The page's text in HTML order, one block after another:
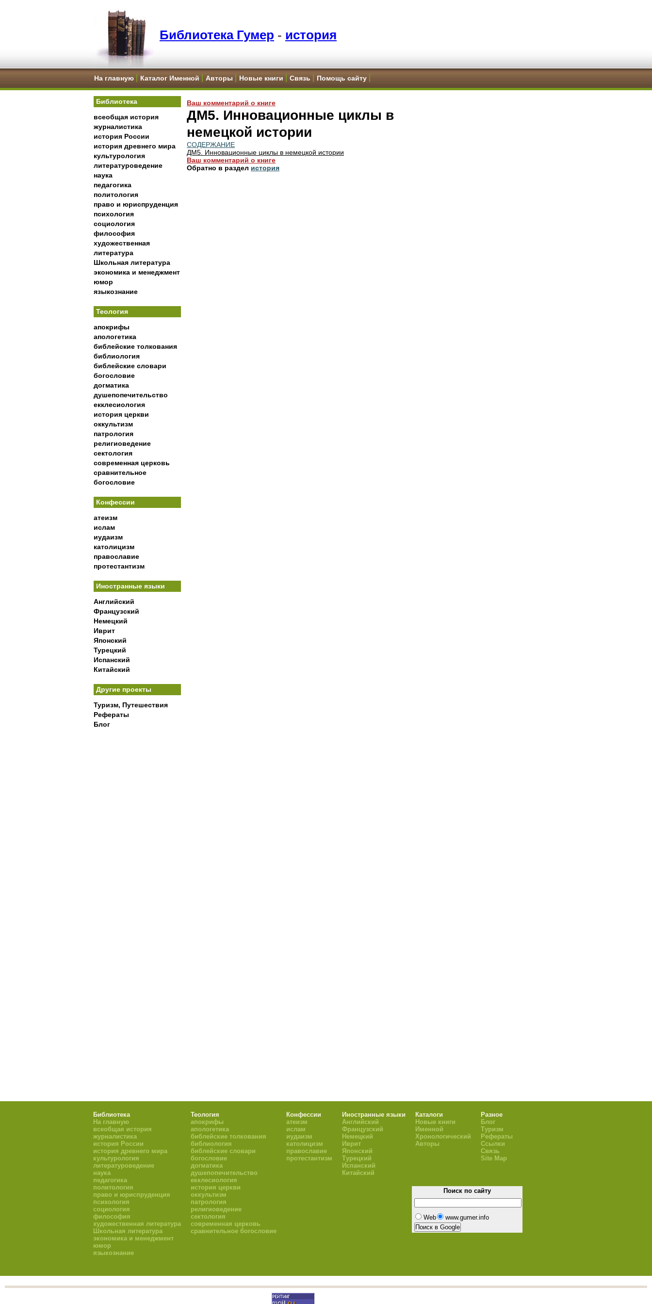
Библиотека Гумер - история
На главную Каталог Именной Авторы Новые книги Связь Помощь сайту
Библиотека
всеобщая история
журналистика
история России
история древнего мира
культурология
литературоведение
наука
педагогика
политология
право и юриспруденция
психология
социология
философия
художественная
литература
Школьная литература
экономика и менеджмент
юмор
языкознание
Теология
апокрифы
апологетика
библейские толкования
библиология
библейские словари
богословие
догматика
душепопечительство
екклесиология
история церкви
оккультизм
патрология
религиоведение
сектология
современная церковь
сравнительное
богословие
Конфессии
атеизм
ислам
иудаизм
католицизм
православие
протестантизм
Иностранные языки
Английский
Французский
Немецкий
Иврит
Японский
Турецкий
Испанский
Китайский
Другие проекты
Туризм, Путешествия
Рефераты
Блог
Ваш комментарий о книге
ДМ5. Инновационные циклы в
немецкой истории
СОДЕРЖАНИЕ
ДМ5. Инновационные циклы в немецкой истории
Ваш комментарий о книге
Обратно в раздел история
Библиотека
На главную
всеобщая история
журналистика
история России
история древнего мира
культурология
литературоведение
наука
педагогика
политология
право и юриспруденция
психология
социология
философия
художественная литература
Школьная литература
экономика и менеджмент
юмор
языкознание
Теология
апокрифы
апологетика
библейские толкования
библиология
библейские словари
богословие
догматика
душепопечительство
екклесиология
история церкви
оккультизм
патрология
религиоведение
сектология
современная церковь
сравнительное богословие
Конфессии
атеизм
ислам
иудаизм
католицизм
православие
протестантизм
Иностранные языки
Английский
Французский
Немецкий
Иврит
Японский
Турецкий
Испанский
Китайский
Каталоги
Новые книги
Именной
Хронологический
Авторы
Разное
Блог
Туризм
Рефераты
Ссылки
Связь
Site Map
Поиск по сайту
Web www.gumer.info